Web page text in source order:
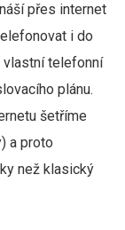
přes internet
i do
vlastní telefonní
plánu.
šetříme
a proto
než klasický